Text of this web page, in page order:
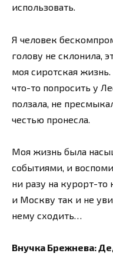
использовать.
Я человек
голову не склонила,
моя сиротская
что-то попросить у
ползала, не
честью пронесла.
Моя жизнь была
событиями, и
ни разу на курорт-то
и Москву так и не
нему сходить…
Внучка Брежнева: